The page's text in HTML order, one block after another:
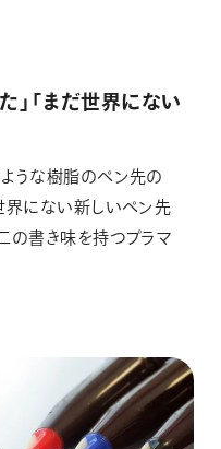
」「まだ世界にない
うな樹脂のペン先の
界にない新しいペン先
の書き味を持つプラマ